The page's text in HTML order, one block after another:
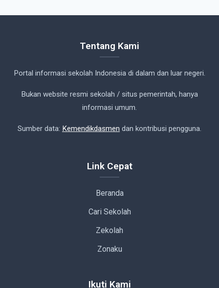
Tentang Kami
Portal informasi sekolah Indonesia di dalam dan luar negeri.
Bukan website resmi sekolah / situs pemerintah, hanya
informasi umum.
Sumber data: Kemendikdasmen dan kontribusi pengguna.
Link Cepat
Beranda
Cari Sekolah
Zekolah
Zonaku
Ikuti Kami